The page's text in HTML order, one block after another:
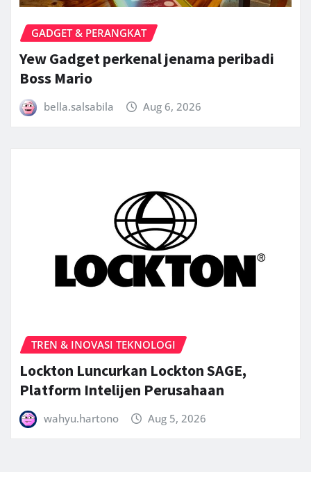
GADGET & PERANGKAT
Yew Gadget perkenal jenama peribadi
Boss Mario
bella.salsabila Aug 6, 2026
TREN & INOVASI TEKNOLOGI
Lockton Luncurkan Lockton SAGE,
Platform Intelijen Perusahaan
wahyu.hartono Aug 5, 2026